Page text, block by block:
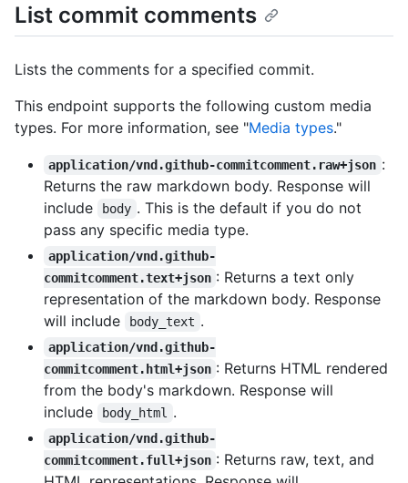
List commit comments
Lists the comments for a specified commit.
This endpoint supports the following custom media
types. For more information, see "Media types."
application/vnd.github-commitcomment.raw+json :
Returns the raw markdown body. Response will
include
body . This is the default if you do not
pass any specific media type.
application/vnd.github-
commitcomment.text+json : Returns a text only
representation of the markdown body. Response
will include
body_text .
application/vnd.github-
commitcomment.html+json : Returns HTML rendered
from the body's markdown. Response will
include
body_html .
application/vnd.github-
commitcomment.full+json : Returns raw, text, and